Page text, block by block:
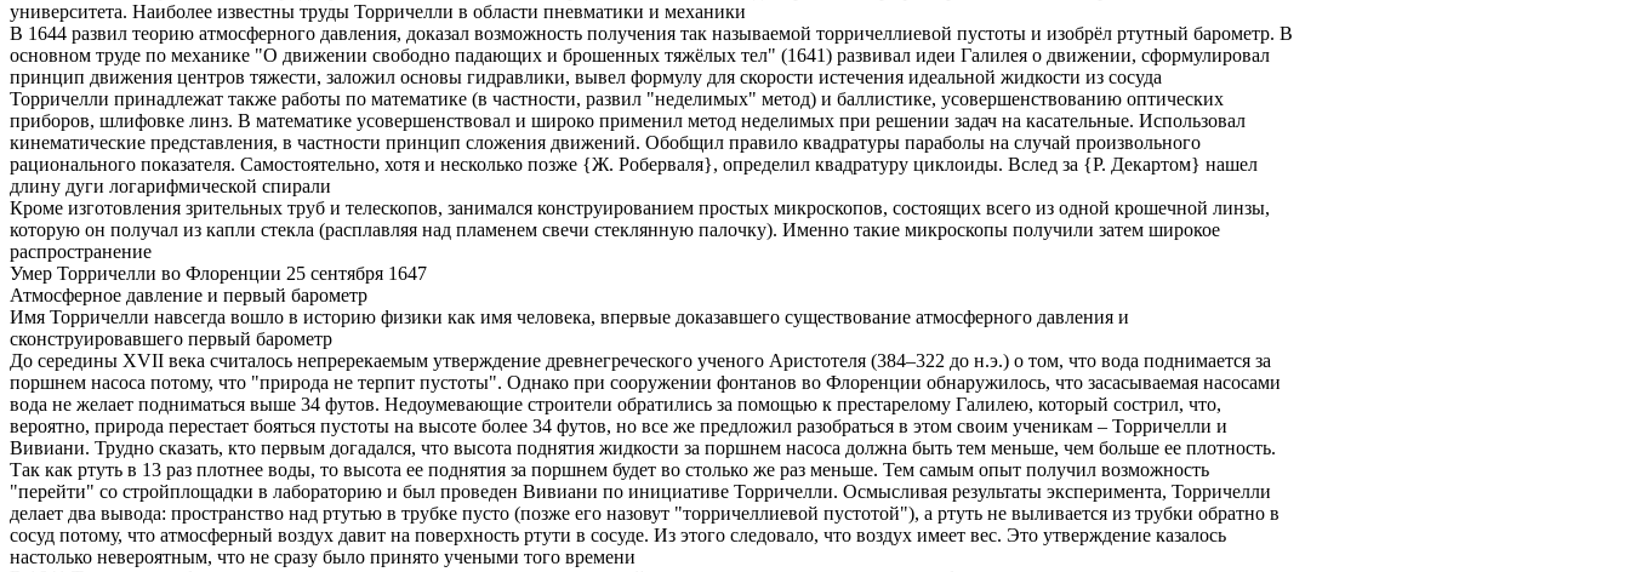
университета. Наиболее известны труды Торричелли в области пневматики и механики
В 1644 развил теорию атмосферного давления, доказал возможность получения так называемой торричеллиевой пустоты и изобрёл ртутный барометр. В
основном труде по механике "О движении свободно падающих и брошенных тяжёлых тел" (1641) развивал идеи Галилея о движении, сформулировал
принцип движения центров тяжести, заложил основы гидравлики, вывел формулу для скорости истечения идеальной жидкости из сосуда
Торричелли принадлежат также работы по математике (в частности, развил "неделимых" метод) и баллистике, усовершенствованию оптических
приборов, шлифовке линз. В математике усовершенствовал и широко применил метод неделимых при решении задач на касательные. Использовал
кинематические представления, в частности принцип сложения движений. Обобщил правило квадратуры параболы на случай произвольного
рационального показателя. Самостоятельно, хотя и несколько позже {Ж. Роберваля}, определил квадратуру циклоиды. Вслед за {Р. Декартом} нашел
длину дуги логарифмической спирали
Кроме изготовления зрительных труб и телескопов, занимался конструированием простых микроскопов, состоящих всего из одной крошечной линзы,
которую он получал из капли стекла (расплавляя над пламенем свечи стеклянную палочку). Именно такие микроскопы получили затем широкое
распространение
Умер Торричелли во Флоренции 25 сентября 1647
Атмосферное давление и первый барометр
Имя Торричелли навсегда вошло в историю физики как имя человека, впервые доказавшего существование атмосферного давления и
сконструировавшего первый барометр
До середины XVII века считалось непререкаемым утверждение древнегреческого ученого Аристотеля (384–322 до н.э.) о том, что вода поднимается за
поршнем насоса потому, что "природа не терпит пустоты". Однако при сооружении фонтанов во Флоренции обнаружилось, что засасываемая насосами
вода не желает подниматься выше 34 футов. Недоумевающие строители обратились за помощью к престарелому Галилею, который сострил, что,
вероятно, природа перестает бояться пустоты на высоте более 34 футов, но все же предложил разобраться в этом своим ученикам – Торричелли и
Вивиани. Трудно сказать, кто первым догадался, что высота поднятия жидкости за поршнем насоса должна быть тем меньше, чем больше ее плотность.
Так как ртуть в 13 раз плотнее воды, то высота ее поднятия за поршнем будет во столько же раз меньше. Тем самым опыт получил возможность
"перейти" со стройплощадки в лабораторию и был проведен Вивиани по инициативе Торричелли. Осмысливая результаты эксперимента, Торричелли
делает два вывода: пространство над ртутью в трубке пусто (позже его назовут "торричеллиевой пустотой"), а ртуть не выливается из трубки обратно в
сосуд потому, что атмосферный воздух давит на поверхность ртути в сосуде. Из этого следовало, что воздух имеет вес. Это утверждение казалось
настолько невероятным, что не сразу было принято учеными того времени